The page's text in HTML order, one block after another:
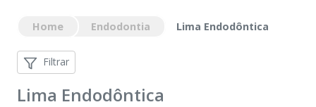
Home Endodontia Lima Endodôntica
Filtrar
Lima Endodôntica